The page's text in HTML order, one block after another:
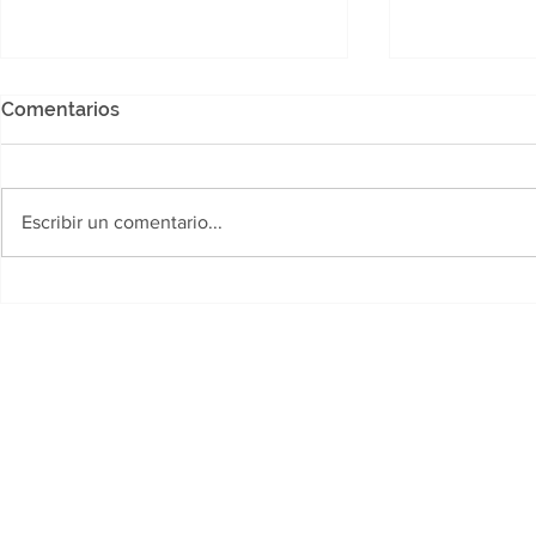
Comentarios
Escribir un comentario...